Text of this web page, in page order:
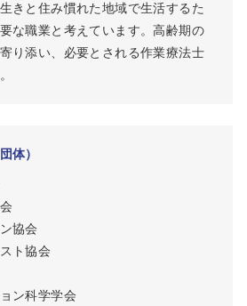
きと住み慣れた地域で生活するた
な職業と考えています。高齢期の
り添い、必要とされる作業療法士
体）
協会
ト協会
ン科学学会